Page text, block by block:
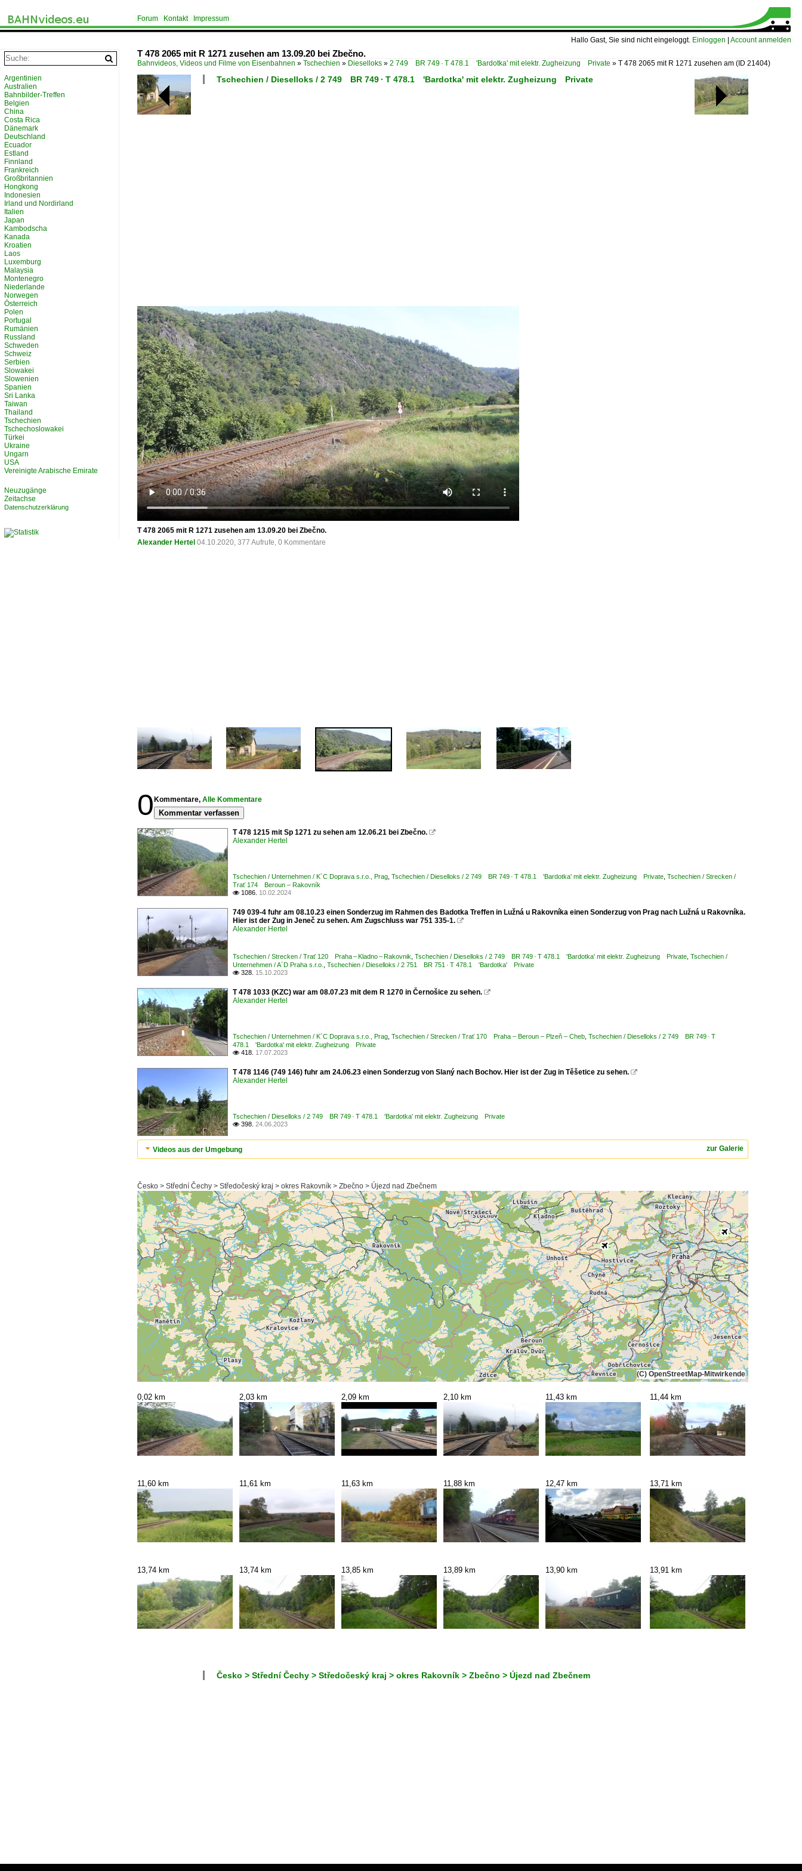
Hallo Gast, Sie sind nicht eingeloggt. Einloggen Account anmelden
Forum Kontakt Impressum
T 478 2065 mit R 1271 zusehen am 13.09.20 bei Zbečno.
Bahnvideos, Videos und Filme von Eisenbahnen » Tschechien » Dieselloks » 2 749 BR 749 · T 478.1 'Bardotka' mit elektr. Zugheizung Private » T 478 2065 mit R 1271 zusehen am (ID 21404)
Tschechien / Dieselloks / 2 749 BR 749 · T 478.1 'Bardotka' mit elektr. Zugheizung Private
T 478 2065 mit R 1271 zusehen am 13.09.20 bei Zbečno.
Alexander Hertel 04.10.2020, 377 Aufrufe, 0 Kommentare
0 Kommentare, Alle Kommentare
Kommentar verfassen
T 478 1215 mit Sp 1271 zu sehen am 12.06.21 bei Zbečno. 
Alexander Hertel
Tschechien / Unternehmen / K´C Doprava s.r.o., Prag Tschechien / Dieselloks / 2 749 BR 749 · T 478.1 'Bardotka' mit elektr. Zugheizung Private Tschechien / Strecken /
Trať 174 Beroun – Rakovník
 1086. 10.02.2024
749 039-4 fuhr am 08.10.23 einen Sonderzug im Rahmen des Badotka Treffen in Lužná u Rakovníka einen Sonderzug von Prag nach Lužná u Rakovníka.
Hier ist der Zug in Jeneč zu sehen. Am Zugschluss war 751 335-1. 
Alexander Hertel
Tschechien / Strecken / Trať 120 Praha – Kladno – Rakovnik Tschechien / Dieselloks / 2 749 BR 749 · T 478.1 'Bardotka' mit elektr. Zugheizung Private Tschechien /
Unternehmen / A´D Praha s.r.o.
Tschechien / Dieselloks / 2 751 BR 751 · T 478.1 'Bardotka' Private
 328. 15.10.2023
T 478 1033 (KZC) war am 08.07.23 mit dem R 1270 in Černošice zu sehen. 
Alexander Hertel
Tschechien / Unternehmen / K´C Doprava s.r.o., Prag Tschechien / Strecken / Trať 170 Praha – Beroun – Plzeň – Cheb Tschechien / Dieselloks / 2 749 BR 749 · T
478.1 'Bardotka' mit elektr. Zugheizung Private
 418. 17.07.2023
T 478 1146 (749 146) fuhr am 24.06.23 einen Sonderzug von Slaný nach Bochov. Hier ist der Zug in Těšetice zu sehen. 
Alexander Hertel
Tschechien / Dieselloks / 2 749 BR 749 · T 478.1 'Bardotka' mit elektr. Zugheizung Private
 398. 24.06.2023
zur Galerie
Videos aus der Umgebung
Česko > Střední Čechy > Středočeský kraj > okres Rakovník > Zbečno > Újezd nad Zbečnem
(C) OpenStreetMap-Mitwirkende
0,02 km 2,03 km 2,09 km 2,10 km 11,43 km 11,44 km
11,60 km 11,61 km 11,63 km 11,88 km 12,47 km 13,71 km
13,74 km 13,74 km 13,85 km 13,89 km 13,90 km 13,91 km
Česko > Střední Čechy > Středočeský kraj > okres Rakovník > Zbečno > Újezd nad Zbečnem
Argentinien
Australien
Bahnbilder-Treffen
Belgien
China
Costa Rica
Dänemark
Deutschland
Ecuador
Estland
Finnland
Frankreich
Großbritannien
Hongkong
Indonesien
Irland und Nordirland
Italien
Japan
Kambodscha
Kanada
Kroatien
Laos
Luxemburg
Malaysia
Montenegro
Niederlande
Norwegen
Österreich
Polen
Portugal
Rumänien
Russland
Schweden
Schweiz
Serbien
Slowakei
Slowenien
Spanien
Sri Lanka
Taiwan
Thailand
Tschechien
Tschechoslowakei
Türkei
Ukraine
Ungarn
USA
Vereinigte Arabische Emirate
Neuzugänge
Zeitachse
Datenschutzerklärung